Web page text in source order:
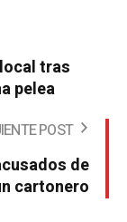
tras
pelea
POST
de
cartonero